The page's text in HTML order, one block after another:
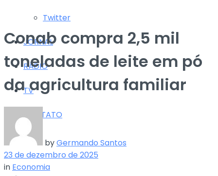
Twitter
JORNAL
RÁDIO
TV
CONTATO
Conab compra 2,5 mil
toneladas de leite em pó
da agricultura familiar
byGermando Santos
23 de dezembro de 2025
in Economia